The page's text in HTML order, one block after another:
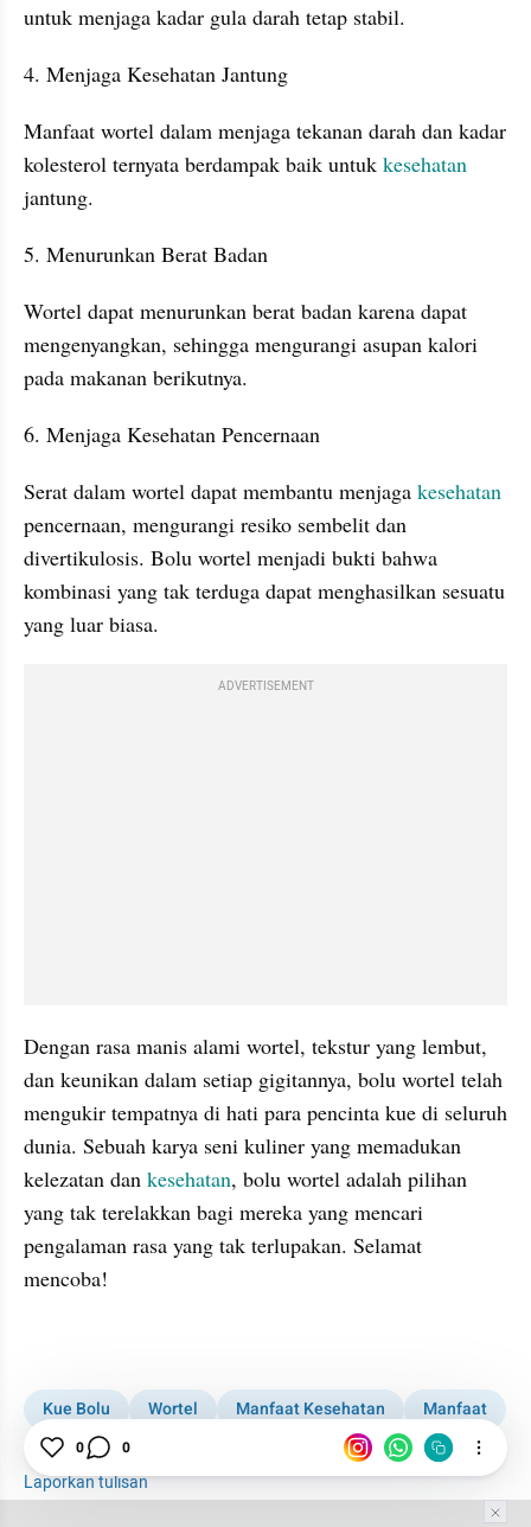
untuk menjaga kadar gula darah tetap stabil.
4. Menjaga Kesehatan Jantung
Manfaat wortel dalam menjaga tekanan darah dan kadar
kolesterol ternyata berdampak baik untuk kesehatan
jantung.
5. Menurunkan Berat Badan
Wortel dapat menurunkan berat badan karena dapat
mengenyangkan, sehingga mengurangi asupan kalori
pada makanan berikutnya.
6. Menjaga Kesehatan Pencernaan
Serat dalam wortel dapat membantu menjaga kesehatan
pencernaan, mengurangi resiko sembelit dan
divertikulosis. Bolu wortel menjadi bukti bahwa
kombinasi yang tak terduga dapat menghasilkan sesuatu
yang luar biasa.
ADVERTISEMENT
Dengan rasa manis alami wortel, tekstur yang lembut,
dan keunikan dalam setiap gigitannya, bolu wortel telah
mengukir tempatnya di hati para pencinta kue di seluruh
dunia. Sebuah karya seni kuliner yang memadukan
kelezatan dan kesehatan, bolu wortel adalah pilihan
yang tak terelakkan bagi mereka yang mencari
pengalaman rasa yang tak terlupakan. Selamat
mencoba!
Kue Bolu Wortel Manfaat Kesehatan
Manfaat
Unik
Kue
Laporkan tulisan
0 0